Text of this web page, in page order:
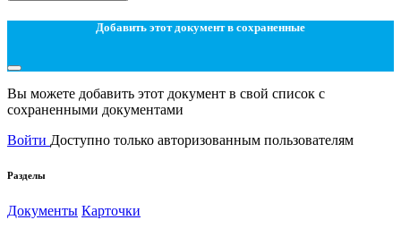
Добавить этот документ в сохраненные
Вы можете добавить этот документ в свой список с
сохраненными документами
Войти Доступно только авторизованным пользователям
Разделы
Документы Карточки